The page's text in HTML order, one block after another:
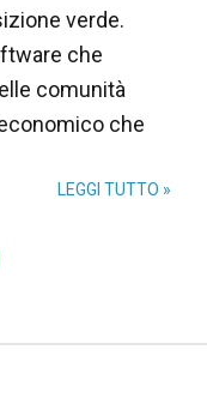
verde.
che
comunità
che
LEGGI TUTTO »